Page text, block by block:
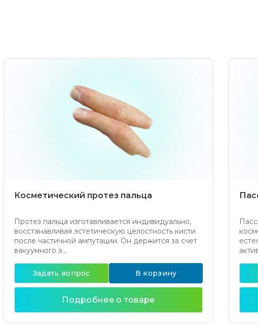
Косметический протез пальца
Протез пальца изготавливается индивидуально,
восстанавливая эстетическую целостность кисти
после частичной ампутации. Он держится за счет
вакуумного э...
Задать вопрос В корзину
Подробнее о товаре